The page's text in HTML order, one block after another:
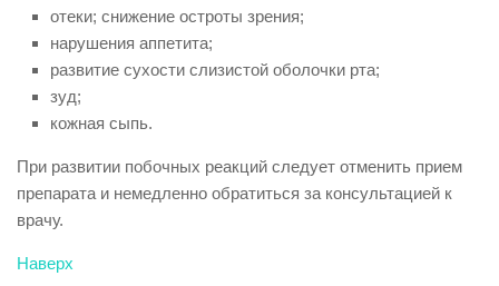
отеки; снижение остроты зрения;
нарушения аппетита;
развитие сухости слизистой оболочки рта;
зуд;
кожная сыпь.
При развитии побочных реакций следует отменить прием
препарата и немедленно обратиться за консультацией к
врачу.
Наверх